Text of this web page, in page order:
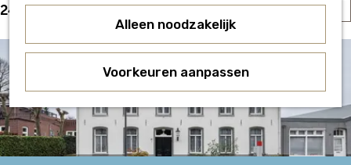
Alleen noodzakelijk
Voorkeuren aanpassen
e
o
m
e
p
a
g
e
Onderwijs
Over ons
Voor partners
Voor bezoekers
z
o
e
k
j
e
t
r
o
p
:
241 t/m 264 van 356 resultaten
S
r
t
e
e
r
o
p